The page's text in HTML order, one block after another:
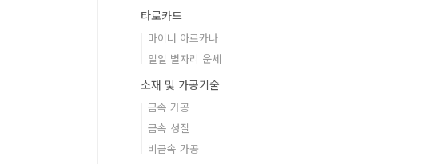
타로카드
마이너 아르카나
일일 별자리 운세
소재 및 가공기술
금속 가공
금속 성질
비금속 가공